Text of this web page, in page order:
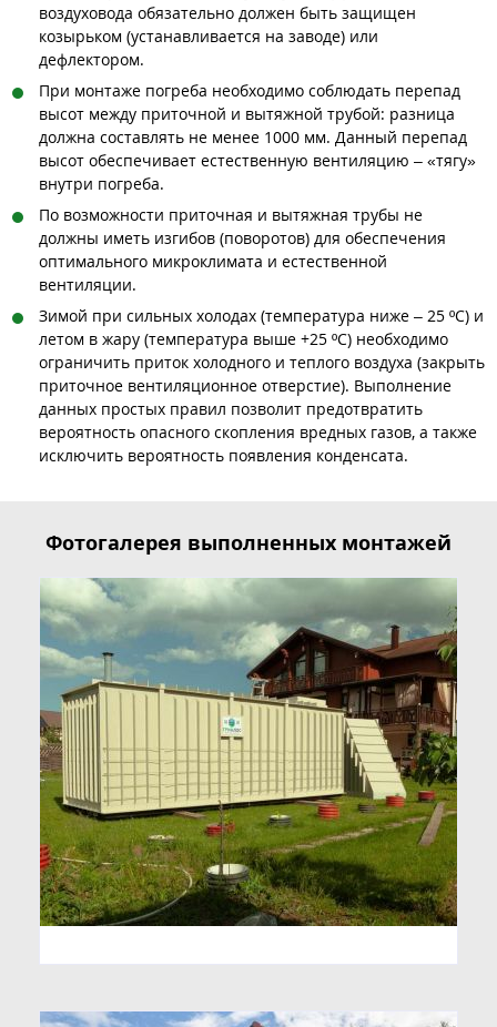
воздуховода обязательно должен быть защищен
козырьком (устанавливается на заводе) или
дефлектором.
При монтаже погреба необходимо соблюдать перепад
высот между приточной и вытяжной трубой: разница
должна составлять не менее 1000 мм. Данный перепад
высот обеспечивает естественную вентиляцию – «тягу»
внутри погреба.
По возможности приточная и вытяжная трубы не
должны иметь изгибов (поворотов) для обеспечения
оптимального микроклимата и естественной
вентиляции.
Зимой при сильных холодах (температура ниже – 25 ºC) и
летом в жару (температура выше +25 ºC) необходимо
ограничить приток холодного и теплого воздуха (закрыть
приточное вентиляционное отверстие). Выполнение
данных простых правил позволит предотвратить
вероятность опасного скопления вредных газов, а также
исключить вероятность появления конденсата.
Фотогалерея выполненных монтажей